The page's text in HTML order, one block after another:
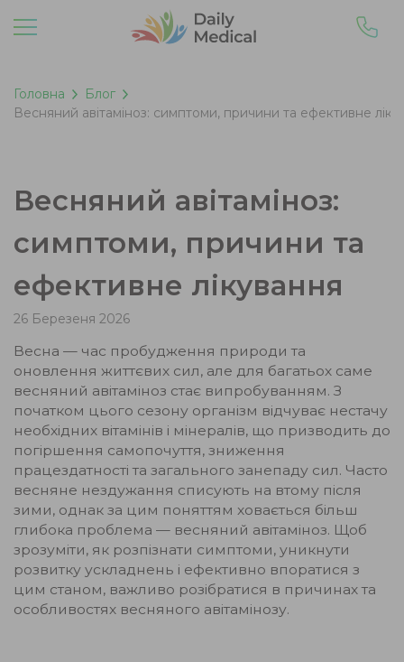
Головна
Блог
Весняний авітаміноз: симптоми, причини та ефективне
Весняний авітаміноз:
симптоми, причини та
ефективне лікування
26 Березеня 2026
Весна — час пробудження природи та
оновлення життєвих сил, але для багатьох саме
весняний авітаміноз стає випробуванням. З
початком цього сезону організм відчуває нестачу
необхідних вітамінів і мінералів, що призводить до
погіршення самопочуття, зниження
працездатності та загального занепаду сил. Часто
весняне нездужання списують на втому після
зими, однак за цим поняттям ховається більш
глибока проблема — весняний авітаміноз. Щоб
зрозуміти, як розпізнати симптоми, уникнути
розвитку ускладнень і ефективно впоратися з
цим станом, важливо розібратися в причинах та
особливостях весняного авітамінозу.